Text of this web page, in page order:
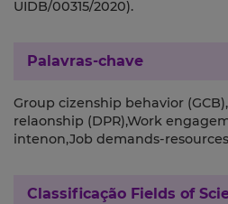
UIDB/00315/2020).
Palavras-chave
Group cizenship behavior
relaonship (DPR),Work
intenon,Job demands-
Classificação Fields of